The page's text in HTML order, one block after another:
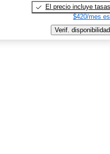
El precio incluye tasas
$420/mes
Verif. disponibilidad